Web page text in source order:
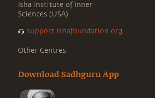
Isha Institute of Inner
Sciences (USA)
support.ishafoundation.org
Other Centres
Download Sadhguru App